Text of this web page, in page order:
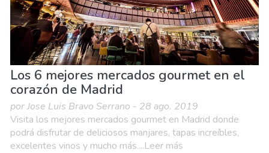
Los 6 mejores mercados gourmet en el
corazón de Madrid
por Jose Luis Bravo Serrano - 28 ago. 2019
Visita los mejores mercados gourmet en Madrid donde
podrá disfrutar de deliciosos manjares, tapas increíbles,
excelentes vinos y mucho más....Leer más